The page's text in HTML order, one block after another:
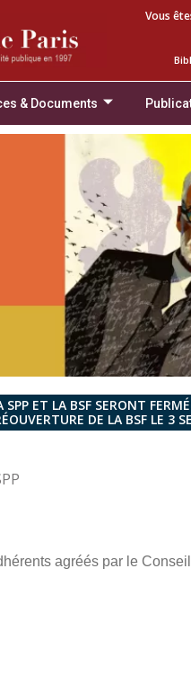
Vous
& Documents
SPP ET LA BSF SERONT
DE LA BSF LE 3
agréés par le